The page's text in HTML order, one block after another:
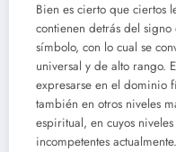
Bien es cierto que ciertos
contienen detrás del
símbolo, con lo cual se
universal y de alto rango.
expresarse en el dominio
también en otros niveles
espiritual, en cuyos
incompetentes actualmente.